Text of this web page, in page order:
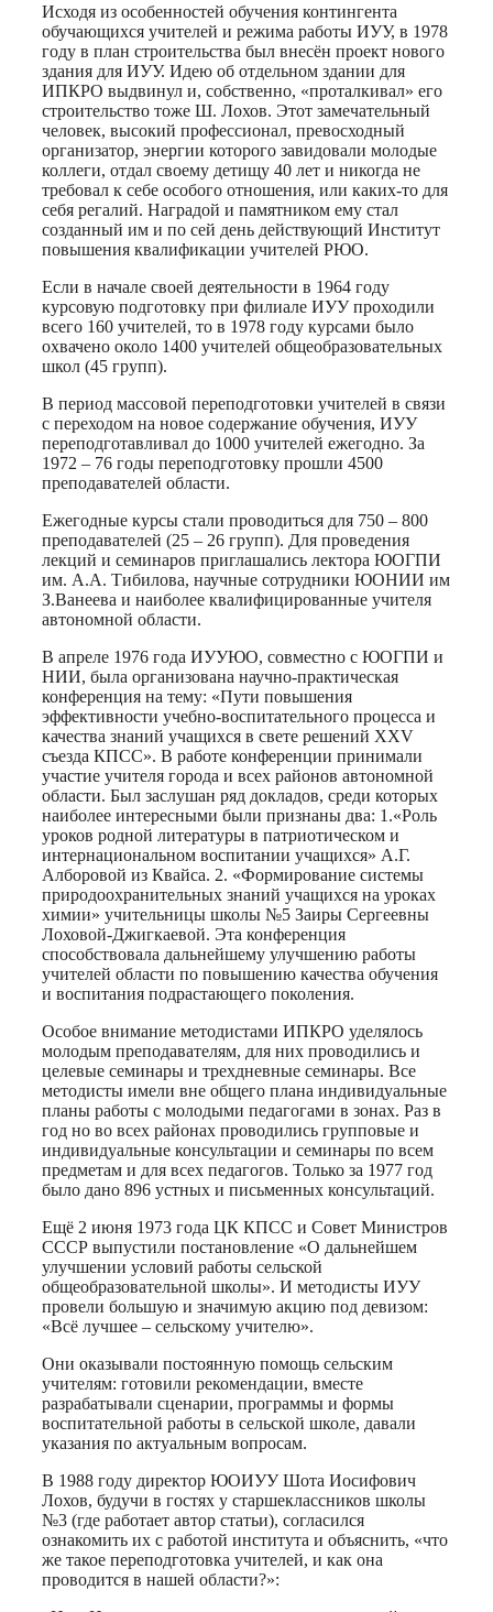
Исходя из особенностей обучения контингента
обучающихся учителей и режима работы ИУУ, в 1978
году в план строительства был внесён проект нового
здания для ИУУ. Идею об отдельном здании для
ИПКРО выдвинул и, собственно, «проталкивал» его
строительство тоже Ш. Лохов. Этот замечательный
человек, высокий профессионал, превосходный
организатор, энергии которого завидовали молодые
коллеги, отдал своему детищу 40 лет и никогда не
требовал к себе особого отношения, или каких-то для
себя регалий. Наградой и памятником ему стал
созданный им и по сей день действующий Институт
повышения квалификации учителей РЮО.
Если в начале своей деятельности в 1964 году
курсовую подготовку при филиале ИУУ проходили
всего 160 учителей, то в 1978 году курсами было
охвачено около 1400 учителей общеобразовательных
школ (45 групп).
В период массовой переподготовки учителей в связи
с переходом на новое содержание обучения, ИУУ
переподготавливал до 1000 учителей ежегодно. За
1972 – 76 годы переподготовку прошли 4500
преподавателей области.
Ежегодные курсы стали проводиться для 750 – 800
преподавателей (25 – 26 групп). Для проведения
лекций и семинаров приглашались лектора ЮОГПИ
им. А.А. Тибилова, научные сотрудники ЮОНИИ им
З.Ванеева и наиболее квалифицированные учителя
автономной области.
В апреле 1976 года ИУУЮО, совместно с ЮОГПИ и
НИИ, была организована научно-практическая
конференция на тему: «Пути повышения
эффективности учебно-воспитательного процесса и
качества знаний учащихся в свете решений XXV
съезда КПСС». В работе конференции принимали
участие учителя города и всех районов автономной
области. Был заслушан ряд докладов, среди которых
наиболее интересными были признаны два: 1.«Роль
уроков родной литературы в патриотическом и
интернациональном воспитании учащихся» А.Г.
Алборовой из Квайса. 2. «Формирование системы
природоохранительных знаний учащихся на уроках
химии» учительницы школы №5 Заиры Сергеевны
Лоховой-Джигкаевой. Эта конференция
способствовала дальнейшему улучшению работы
учителей области по повышению качества обучения
и воспитания подрастающего поколения.
Особое внимание методистами ИПКРО уделялось
молодым преподавателям, для них проводились и
целевые семинары и трехдневные семинары. Все
методисты имели вне общего плана индивидуальные
планы работы с молодыми педагогами в зонах. Раз в
год но во всех районах проводились групповые и
индивидуальные консультации и семинары по всем
предметам и для всех педагогов. Только за 1977 год
было дано 896 устных и письменных консультаций.
Ещё 2 июня 1973 года ЦК КПСС и Совет Министров
СССР выпустили постановление «О дальнейшем
улучшении условий работы сельской
общеобразовательной школы». И методисты ИУУ
провели большую и значимую акцию под девизом:
«Всё лучшее – сельскому учителю».
Они оказывали постоянную помощь сельским
учителям: готовили рекомендации, вместе
разрабатывали сценарии, программы и формы
воспитательной работы в сельской школе, давали
указания по актуальным вопросам.
В 1988 году директор ЮОИУУ Шота Иосифович
Лохов, будучи в гостях у старшеклассников школы
№3 (где работает автор статьи), согласился
ознакомить их с работой института и объяснить, «что
же такое переподготовка учителей, и как она
проводится в нашей области?»: